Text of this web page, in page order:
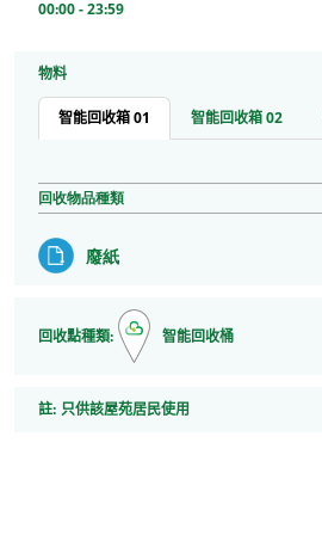
00:00 - 23:59
物料
智能回收箱 01 智能回收箱 02
回收物品種類
廢紙
回收點種類: 智能回收桶
註: 註
只供該屋苑居民使用